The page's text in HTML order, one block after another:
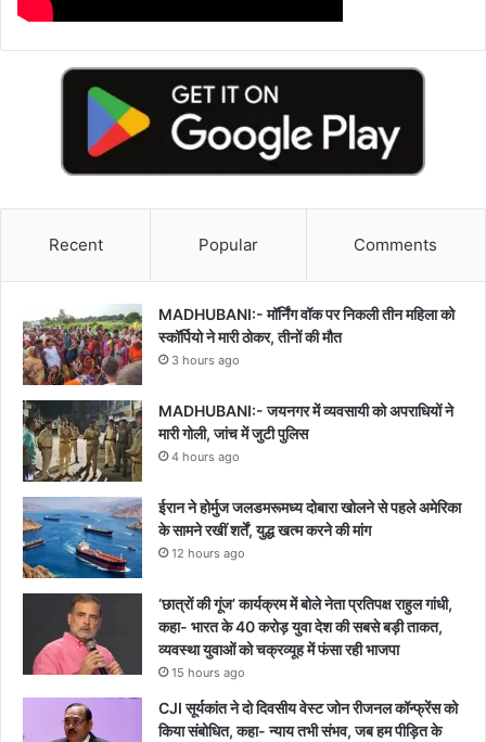
Recent Popular Comments
MADHUBANI:- मॉर्निंग वॉक पर निकली तीन महिला को
स्कॉर्पियो ने मारी ठोकर, तीनों की मौत
3 hours ago
MADHUBANI:- जयनगर में व्यवसायी को अपराधियों ने
मारी गोली, जांच में जुटी पुलिस
4 hours ago
ईरान ने होर्मुज जलडमरूमध्य दोबारा खोलने से पहले अमेरिका
के सामने रखीं शर्तें, युद्ध खत्म करने की मांग
12 hours ago
‘छात्रों की गूंज’ कार्यक्रम में बोले नेता प्रतिपक्ष राहुल गांधी,
कहा- भारत के 40 करोड़ युवा देश की सबसे बड़ी ताकत,
व्यवस्था युवाओं को चक्रव्यूह में फंसा रही भाजपा
15 hours ago
CJI सूर्यकांत ने दो दिवसीय वेस्ट जोन रीजनल कॉन्फ्रेंस को
किया संबोधित, कहा- न्याय तभी संभव, जब हम पीड़ित के